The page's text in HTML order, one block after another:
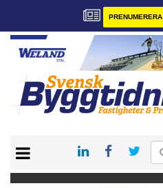
PRENUMERERA